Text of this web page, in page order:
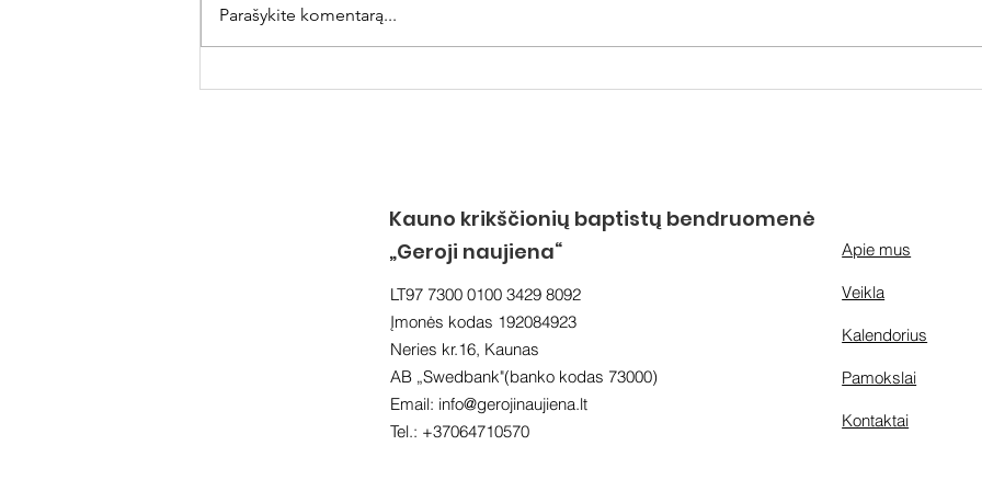
Vienišųjų draugas Džiaugsmo greitis
Parašykite komentarą...
Kauno krikščionių baptistų bendruomenė
„Geroji naujiena“
LT97 7300 0100 3429 8092
Įmonės kodas 192084923
Neries kr.16, Kaunas
AB „Swedbank"(banko kodas 73000)
Email: info@gerojinaujiena.lt
Tel.: +37064710570
Apie mus
Veikla
Kalendorius
Pamokslai
Kontaktai